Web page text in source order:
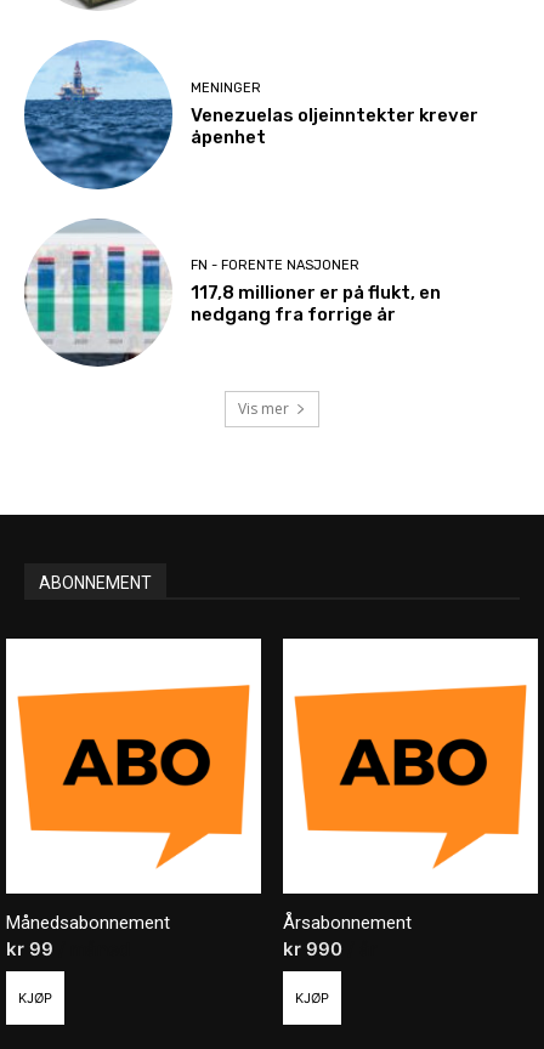
MENINGER
Venezuelas oljeinntekter krever
åpenhet
FN - FORENTE NASJONER
117,8 millioner er på flukt, en
nedgang fra forrige år
Vis mer
ABONNEMENT
Månedsabonnement
kr 99
KJØP
Årsabonnement
kr990
KJØP